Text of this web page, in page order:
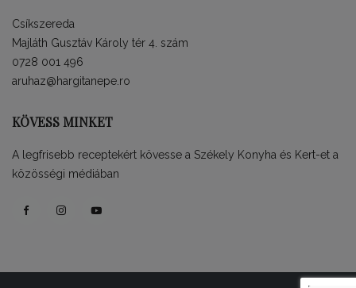
Csíkszereda
Majláth Gusztáv Károly tér 4. szám
0728 001 496
aruhaz@hargitanepe.ro
KÖVESS MINKET
A legfrisebb receptekért kövesse a Székely Konyha és Kert-et a
közösségi médiában